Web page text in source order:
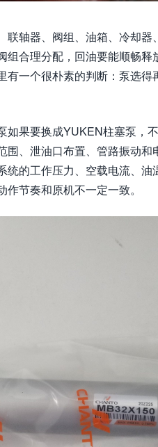
联轴器、阀组、油箱、冷却
组合理分配，回油要能顺畅
有一个很朴素的判断：泵选
果要换成YUKEN柱塞泵，
围、泄油口布置、管路振动
统的工作压力、空载电流、
节奏和原机不一定一致。